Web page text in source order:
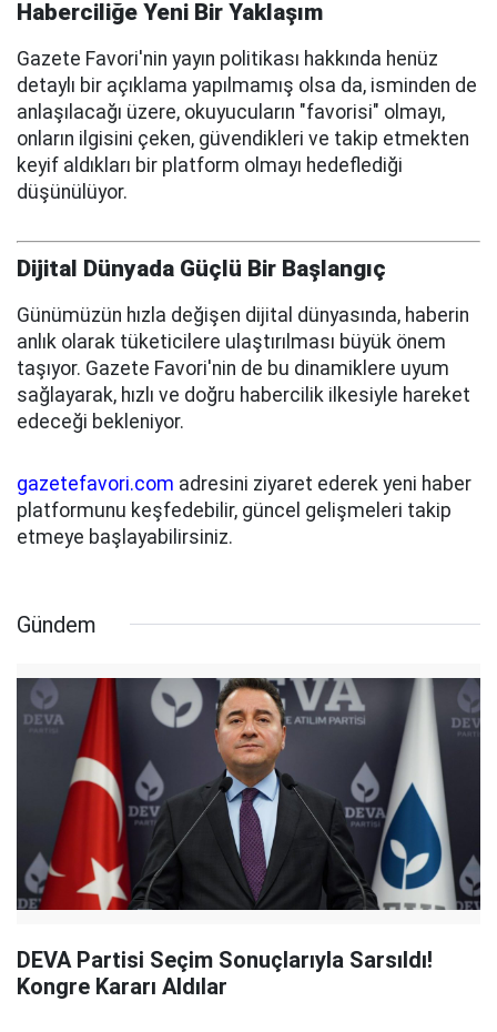
Haberciliğe Yeni Bir Yaklaşım
Gazete Favori'nin yayın politikası hakkında henüz
detaylı bir açıklama yapılmamış olsa da, isminden de
anlaşılacağı üzere, okuyucuların "favorisi" olmayı,
onların ilgisini çeken, güvendikleri ve takip etmekten
keyif aldıkları bir platform olmayı hedeflediği
düşünülüyor.
Dijital Dünyada Güçlü Bir Başlangıç
Günümüzün hızla değişen dijital dünyasında, haberin
anlık olarak tüketicilere ulaştırılması büyük önem
taşıyor. Gazete Favori'nin de bu dinamiklere uyum
sağlayarak, hızlı ve doğru habercilik ilkesiyle hareket
edeceği bekleniyor.
gazetefavori.com adresini ziyaret ederek yeni haber
platformunu keşfedebilir, güncel gelişmeleri takip
etmeye başlayabilirsiniz.
Gündem
DEVA Partisi Seçim Sonuçlarıyla Sarsıldı!
Kongre Kararı Aldılar